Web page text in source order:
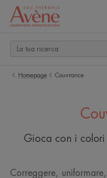
Homepage Couvrance
Gioca con i colori
Correggere,